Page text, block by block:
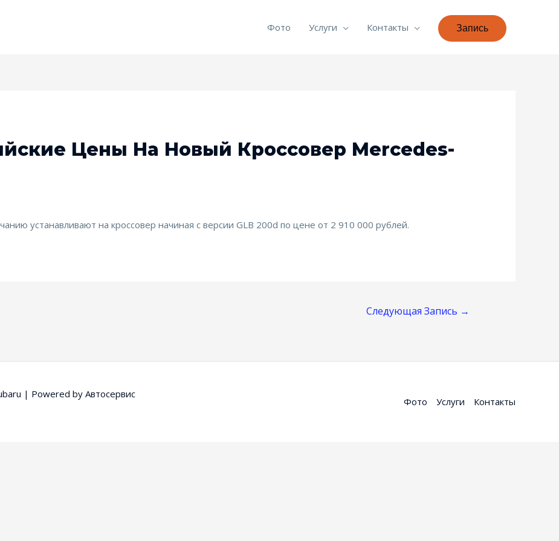
Фото Услуги Контакты Запись
Цены На Новый Кроссовер Mercedes-
устанавливают на кроссовер начиная с версии GLB 200d по цене от 2 910 000 рублей.
Следующая Запись →
| Powered by Автосервис
Фото Услуги Контакты